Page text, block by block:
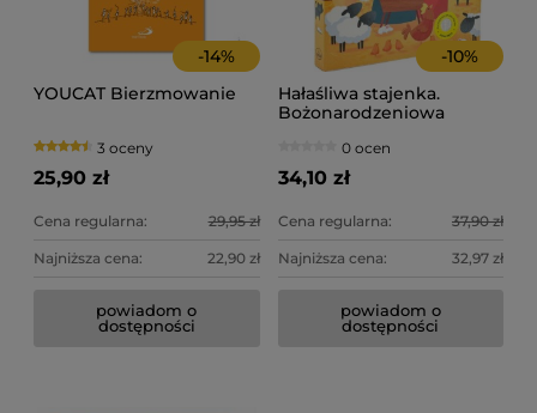
-14%
YOUCAT Bierzmowanie
3 oceny
25,90 zł
Cena regularna: 29,95 zł
Najniższa cena: 22,90 zł
powiadom o
dostępności
-10%
Hałaśliwa stajenka.
Bożonarodzeniowa
0 ocen
34,10 zł
Cena regularna: 37,90 zł
Najniższa cena: 32,97 zł
powiadom o
dostępności